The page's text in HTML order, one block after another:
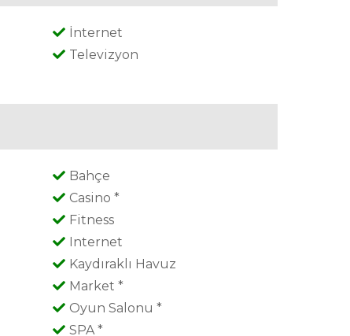
İnternet
Televizyon
Bahçe
Casino *
Fitness
Internet
Kaydıraklı Havuz
Market *
Oyun Salonu *
SPA *